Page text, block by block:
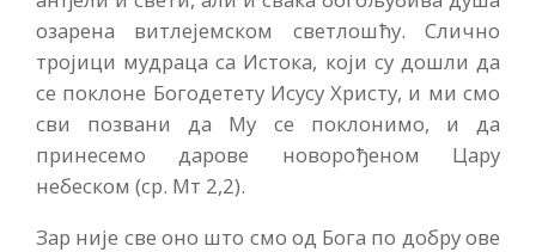
озарена витлејемском светлошћу. Слично
тројици мудраца са Истока, који су дошли да
се поклоне Богодетету Исусу Христу, и ми смо
сви позвани да Му се поклонимо, и да
принесемо дарове новорођеном Цару
небеском (ср. Мт 2,2).
Зар није све оно што смо од Бога по добру ове